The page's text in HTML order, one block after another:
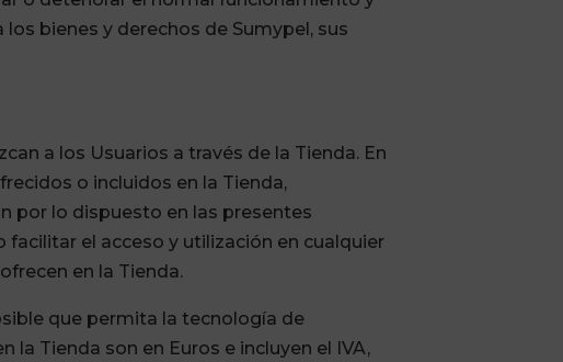
bienes y derechos de Sumypel, sus
a los Usuarios a través de la Tienda. En
o incluidos en la Tienda,
por lo dispuesto en las presentes
facilitar el acceso y utilización en cualquier
en la Tienda.
que permita la tecnología de
Tienda son en Euros e incluyen el IVA,